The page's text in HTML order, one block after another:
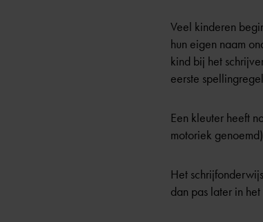
Veel kinderen
hun eigen naam
kind bij het
eerste
Een kleuter heeft
motoriek
Het
dan pas later in